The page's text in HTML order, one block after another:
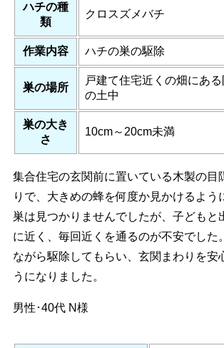
ハチの種
類
クロスズメバチ
作業内容 ハチの巣の駆除
巣の場所
戸建て住宅近くの畑にあ
の土中
巣の大き
さ
10cm～20cm未満
集合住宅の玄関前に置いている木製の目
りで、大きめの蜂を何度か見かけるよう
巣は見つかりませんでしたが、子どもと
に近く、毎回近くを通るのが不安でした
ながら駆除してもらい、玄関まわりを安
うになりました。
男性･40代 N様